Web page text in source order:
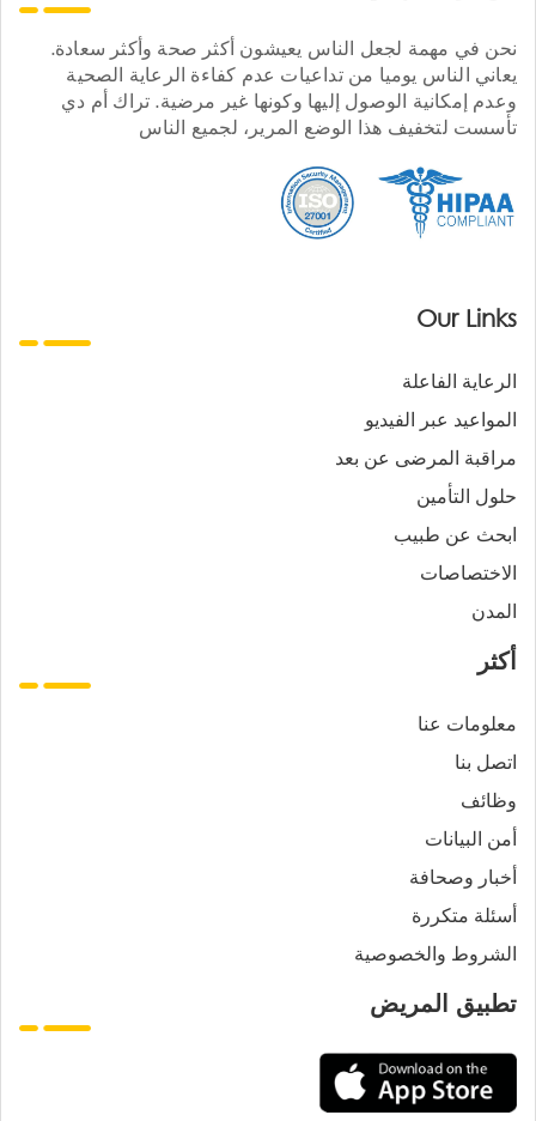
نحن في مهمة لجعل الناس يعيشون أكثر صحة وأكثر سعادة.
يعاني الناس يوميا من تداعيات عدم كفاءة الرعاية الصحية
وعدم إمكانية الوصول إليها وكونها غير مرضية. تراك أم دي
تأسست لتخفيف هذا الوضع المرير، لجميع الناس
Our Links
الرعاية الفاعلة
المواعيد عبر الفيديو
مراقبة المرضى عن بعد
حلول التأمين
ابحث عن طبيب
الاختصاصات
المدن
أكثر
معلومات عنا
اتصل بنا
وظائف
أمن البيانات
أخبار وصحافة
أسئلة متكررة
الشروط والخصوصية
تطبيق المريض